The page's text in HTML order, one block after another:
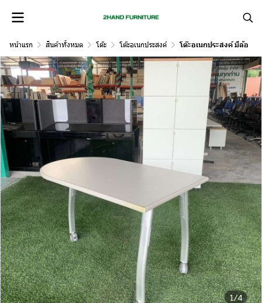
หน้าแรก สินค้าทั้งหมด โต๊ะ โต๊ะอเนกประสงค์ โต๊ะอเนกประสงค์ มีล้อ
1/4